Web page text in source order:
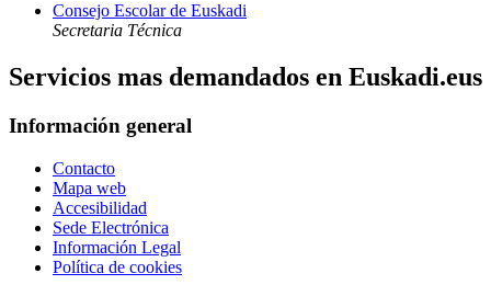
Consejo Escolar de Euskadi
Secretaria Técnica
Servicios mas demandados en Euskadi.eus
Información general
Contacto
Mapa web
Accesibilidad
Sede Electrónica
Información Legal
Política de cookies